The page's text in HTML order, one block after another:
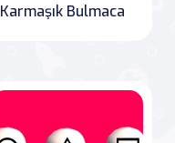
Karmaşık Bulmaca